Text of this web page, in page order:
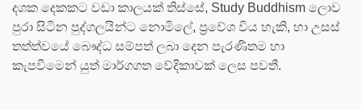
දශක දෙකකට වඩා කාලයක් තිස්සේ, Study Buddhism ලොව
පුරා සිටින පුද්ගලයින්ට නොමිලේ, ප්‍රවේශ විය හැකි, හා උසස්
තත්ත්වයේ බෞද්ධ සම්පත් ලබා දෙන පැරණිතම හා
කැපවීමෙන් යුත් මාර්ගගත වේදිකාවක් ලෙස පවතී.